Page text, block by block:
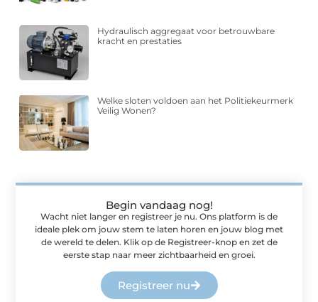
Hydraulisch aggregaat voor betrouwbare
kracht en prestaties
Welke sloten voldoen aan het Politiekeurmerk
Veilig Wonen?
Begin vandaag nog!
Wacht niet langer en registreer je nu. Ons platform is de
ideale plek om jouw stem te laten horen en jouw blog met
de wereld te delen. Klik op de Registreer-knop en zet de
eerste stap naar meer zichtbaarheid en groei.
Registreer nu